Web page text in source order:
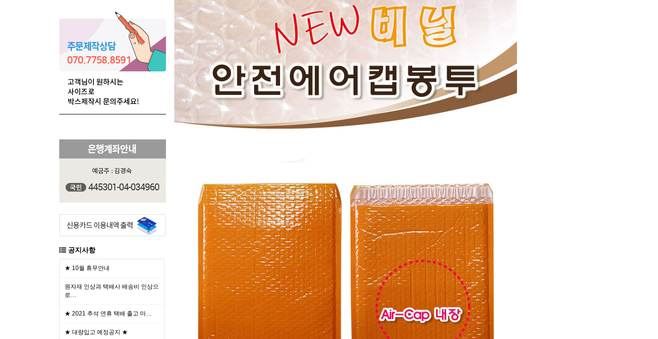
공지사항
★ 10월 휴무안내
원자재 인상과 택배사 배송비 인상으
로…
★ 2021 추석 연휴 택배 출고 마…
★ 대량입고 예정공지 ★